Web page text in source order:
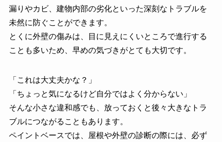
漏りやカビ、建物内部の劣化といった深刻なトラブルを
未然に防ぐことができます。
とくに外壁の傷みは、目に見えにくいところで進行する
ことも多いため、早めの気づきがとても大切です。
「これは大丈夫かな？」
「ちょっと気になるけど自分ではよく分からない」
そんな小さな違和感でも、放っておくと後々大きなトラ
ブルにつながることもあります。
ペイントベースでは、屋根や外壁の診断の際には、必ず